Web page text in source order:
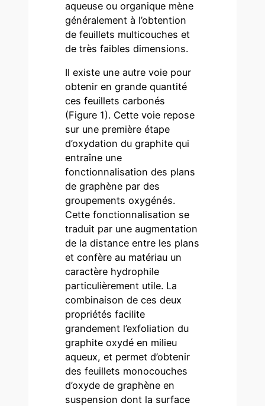
aqueuse ou organique mène
généralement à l’obtention
de feuillets multicouches et
de très faibles dimensions.
Il existe une autre voie pour
obtenir en grande quantité
ces feuillets carbonés
(Figure 1). Cette voie repose
sur une première étape
d’oxydation du graphite qui
entraîne une
fonctionnalisation des plans
de graphène par des
groupements oxygénés.
Cette fonctionnalisation se
traduit par une augmentation
de la distance entre les plans
et confère au matériau un
caractère hydrophile
particulièrement utile. La
combinaison de ces deux
propriétés facilite
grandement l’exfoliation du
graphite oxydé en milieu
aqueux, et permet d’obtenir
des feuillets monocouches
d’oxyde de graphène en
suspension dont la surface